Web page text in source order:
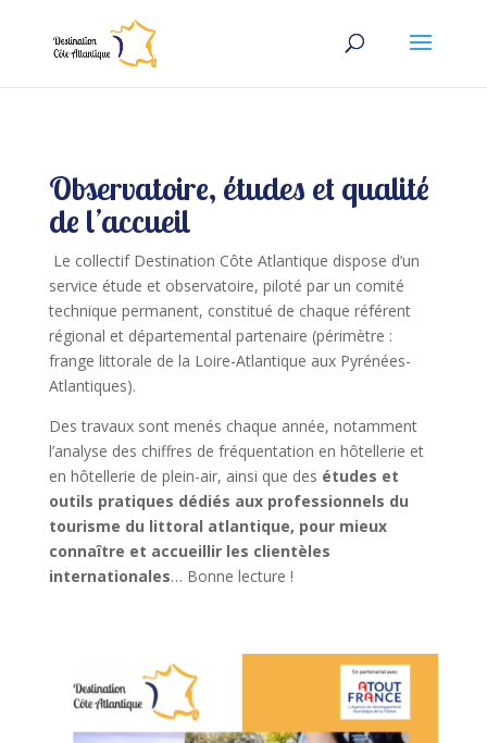
Observatoire, études et qualité
de l’accueil
Le collectif Destination Côte Atlantique dispose d’un
service étude et observatoire, piloté par un comité
technique permanent, constitué de chaque référent
régional et départemental partenaire (périmètre :
frange littorale de la Loire-Atlantique aux Pyrénées-
Atlantiques).
Des travaux sont menés chaque année, notamment
l’analyse des chiffres de fréquentation en hôtellerie et
en hôtellerie de plein-air, ainsi que des études et
outils pratiques dédiés aux professionnels du
tourisme du littoral atlantique, pour mieux
connaître et accueillir les clientèles
internationales… Bonne lecture !